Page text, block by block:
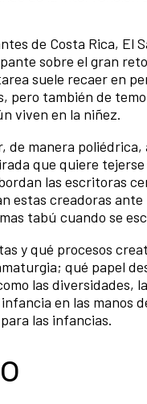
de Costa Rica, El
sobre el gran
suele recaer en
pero también de
viven en la niñez.
de manera
que quiere
las escritoras
estas creadoras ante
tabú cuando se
y qué procesos
qué papel
las diversidades,
en las manos
las infancias.